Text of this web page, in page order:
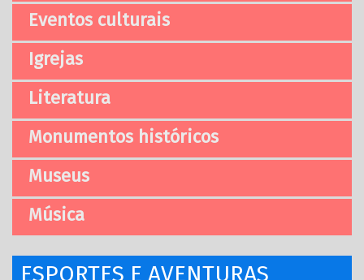
Eventos culturais
Igrejas
Literatura
Monumentos históricos
Museus
Música
ESPORTES E AVENTURAS